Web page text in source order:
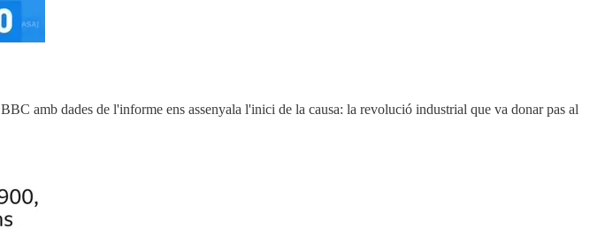
amb dades de l'informe ens assenyala l'inici de la causa: la revolució industrial que va donar pas al